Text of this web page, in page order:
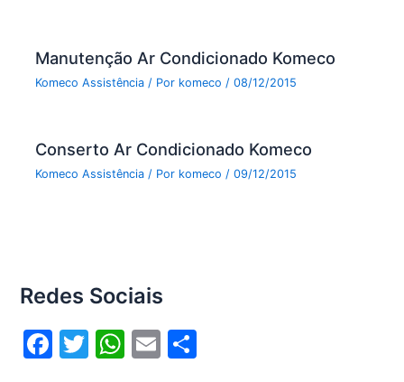
Manutenção Ar Condicionado Komeco
Komeco Assistência / Por komeco /08/12/2015
Conserto Ar Condicionado Komeco
Komeco Assistência / Por komeco/09/12/2015
Redes Sociais
F
T
W E